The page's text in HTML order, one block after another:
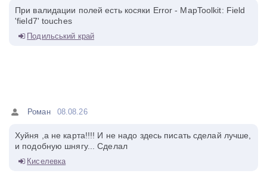
При валидации полей есть косяки Error - MapToolkit: Field
'field7' touches
Подильський край
Роман 08.08.26
Хуйня ,а не карта!!!! И не надо здесь писать сделай лучше,
и подобную шнягу... Сделал
Киселевка